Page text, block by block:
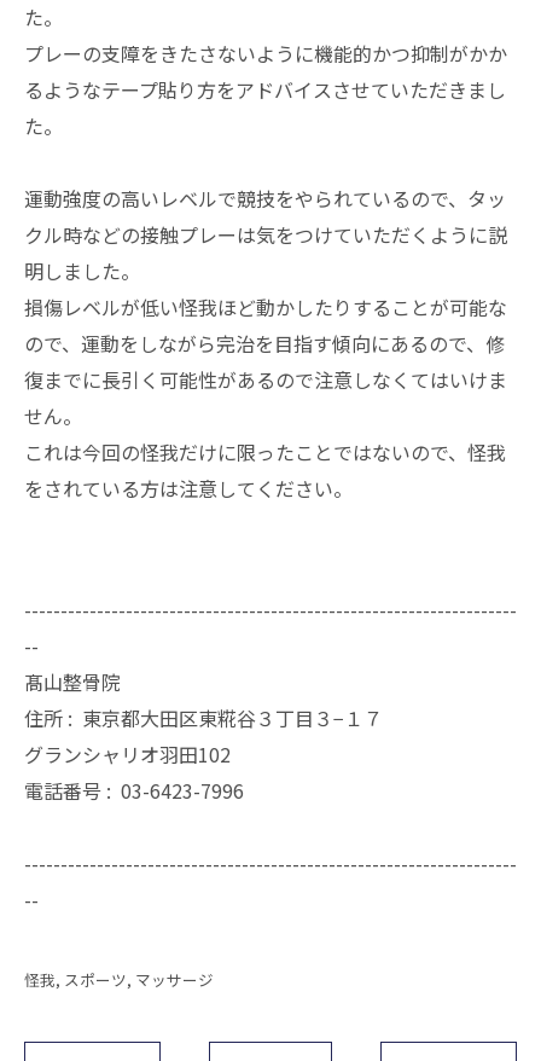
た。
プレーの支障をきたさないように機能的かつ抑制がかか
るようなテープ貼り方をアドバイスさせていただきまし
た。
運動強度の高いレベルで競技をやられているので、タッ
クル時などの接触プレーは気をつけていただくように説
明しました。
損傷レベルが低い怪我ほど動かしたりすることが可能な
ので、運動をしながら完治を目指す傾向にあるので、修
復までに長引く可能性があるので注意しなくてはいけま
せん。
これは今回の怪我だけに限ったことではないので、怪我
をされている方は注意してください。
--------------------------------------------------------------------
--
髙山整骨院
住所 : 東京都大田区東糀谷３丁目３−１７
グランシャリオ羽田102
電話番号 : 03-6423-7996
--------------------------------------------------------------------
--
怪我 スポーツ マッサージ